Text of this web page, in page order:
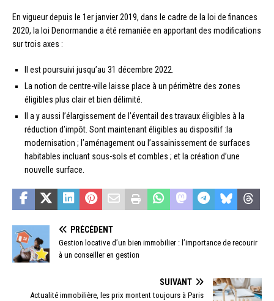
En vigueur depuis le 1er janvier 2019, dans le cadre de la loi de finances
2020, la loi Denormandie a été remaniée en apportant des modifications
sur trois axes :
Il est poursuivi jusqu’au 31 décembre 2022.
La notion de centre-ville laisse place à un périmètre des zones
éligibles plus clair et bien délimité.
Il a y aussi l’élargissement de l’éventail des travaux éligibles à la
réduction d’impôt. Sont maintenant éligibles au dispositif :la
modernisation ; l’aménagement ou l’assainissement de surfaces
habitables incluant sous-sols et combles ; et la création d’une
nouvelle surface.
PRÉCÉDENT
Gestion locative d’un bien immobilier : l’importance de recourir
à un conseiller en gestion
SUIVANT
Actualité immobilière, les prix montent toujours à Paris